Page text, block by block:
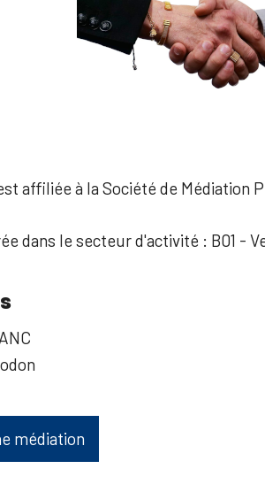
affiliée à la Société de Médiation
dans le secteur d'activité : B01 -
médiation